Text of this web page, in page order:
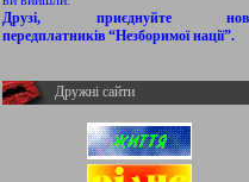
Друзі, приєднуйте
передплатників “Незборимої нації”.
Дружні сайти